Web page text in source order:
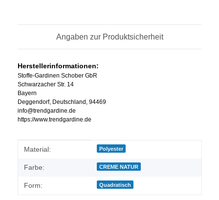
Angaben zur Produktsicherheit
Herstellerinformationen:
Stoffe-Gardinen Schober GbR
Schwarzacher Str. 14
Bayern
Deggendorf, Deutschland, 94469
info@trendgardine.de
https://www.trendgardine.de
Produkteigenschaft
Wert
Material: Polyester
Farbe: CREME NATUR
Form: Quadratisch